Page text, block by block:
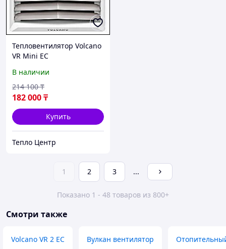
Тепловентилятор Volcano
VR Mini EC
В наличии
182 000₸
214 100 ₸
Купить
Тепло Центр
1 2 3 ...
Показано 1 - 48 товаров из 800+
Смотри также
Volcano VR 2 EC Вулкан вентилятор